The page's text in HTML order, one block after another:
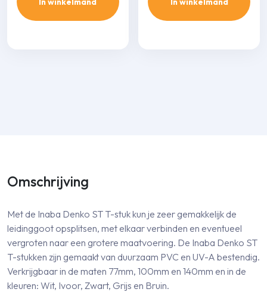
Omschrijving
Met de Inaba Denko ST T-stuk kun je zeer gemakkelijk de
leidinggoot opsplitsen, met elkaar verbinden en eventueel
vergroten naar een grotere maatvoering. De Inaba Denko ST
T-stukken zijn gemaakt van duurzaam PVC en UV-A bestendig.
Verkrijgbaar in de maten 77mm, 100mm en 140mm en in de
kleuren: Wit, Ivoor, Zwart, Grijs en Bruin.